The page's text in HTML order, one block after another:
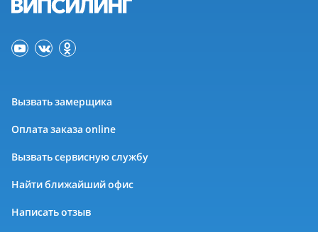
Вызвать замерщика
Оплата заказа online
Вызвать сервисную службу
Найти ближайший офис
Написать отзыв